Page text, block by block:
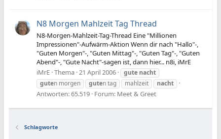
N8 Morgen Mahlzeit Tag Thread
N8-Morgen-Mahlzeit-Tag-Thread Eine "Millionen
Impressionen"-Aufwärm-Aktion Wenn dir nach "Hallo"-,
"Guten Morgen"-, "Guten Mittag"-, "Guten Tag"-, "Guten
Abend"-, "Gute Nacht"-sagen ist, dann hier... n8i, iMrE
iMrE Thema 21 April 2006 gute nacht
guten morgen guten tag mahlzeit nacht
Antworten: 65.519 Forum: Meet & Greet
Schlagworte